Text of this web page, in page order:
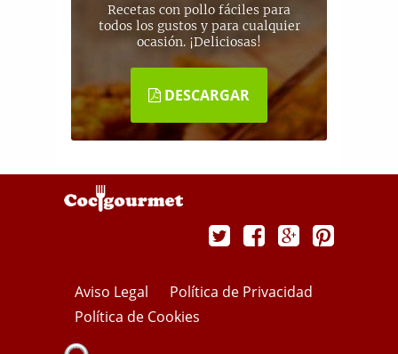
Recetas con pollo fáciles para
todos los gustos y para cualquier
ocasión. ¡Deliciosas!
DESCARGAR
Aviso Legal
Política de Privacidad
Política de Cookies